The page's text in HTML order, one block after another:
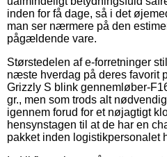
inden for få dage, så i det
man ser nærmere på den
pågældende vare.
Størstedelen af e-forretninger
næste hverdag på deres favorit
Grizzly S blink gennemløber-
gr., men som trods alt
igennem forud for et nøjagtigt
hensynstagen til at de har en
pakket inden logistikpersonalet